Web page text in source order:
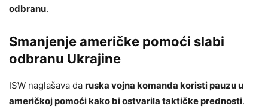
odbranu.
Smanjenje američke pomoći slabi
odbranu Ukrajine
ISW naglašava da ruska vojna komanda koristi pauzu u
američkoj pomoći kako bi ostvarila taktičke prednosti.